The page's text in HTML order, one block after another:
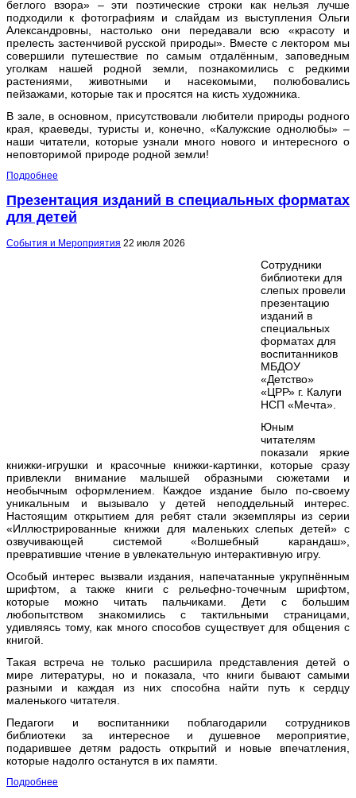
беглого взора» – эти поэтические строки как нельзя лучше
подходили к фотографиям и слайдам из выступления Ольги
Александровны, настолько они передавали всю «красоту и
прелесть застенчивой русской природы». Вместе с лектором мы
совершили путешествие по самым отдалённым, заповедным
уголкам нашей родной земли, познакомились с редкими
растениями, животными и насекомыми, полюбовались
пейзажами, которые так и просятся на кисть художника.
В зале, в основном, присутствовали любители природы родного
края, краеведы, туристы и, конечно, «Калужские однолюбы» –
наши читатели, которые узнали много нового и интересного о
неповторимой природе родной земли!
Подробнее
Презентация изданий в специальных форматах
для детей
События и Мероприятия 22 июля 2026
Сотрудники
библиотеки для
слепых провели
презентацию
изданий в
специальных
форматах для
воспитанников
МБДОУ
«Детство»
«ЦРР» г. Калуги
НСП «Мечта».
Юным
читателям
показали яркие
книжки-игрушки и красочные книжки-картинки, которые сразу
привлекли внимание малышей образными сюжетами и
необычным оформлением. Каждое издание было по-своему
уникальным и вызывало у детей неподдельный интерес.
Настоящим открытием для ребят стали экземпляры из серии
«Иллюстрированные книжки для маленьких слепых детей» с
озвучивающей системой «Волшебный карандаш»,
превратившие чтение в увлекательную интерактивную игру.
Особый интерес вызвали издания, напечатанные укрупнённым
шрифтом, а также книги с рельефно-точечным шрифтом,
которые можно читать пальчиками. Дети с большим
любопытством знакомились с тактильными страницами,
удивляясь тому, как много способов существует для общения с
книгой.
Такая встреча не только расширила представления детей о
мире литературы, но и показала, что книги бывают самыми
разными и каждая из них способна найти путь к сердцу
маленького читателя.
Педагоги и воспитанники поблагодарили сотрудников
библиотеки за интересное и душевное мероприятие,
подарившее детям радость открытий и новые впечатления,
которые надолго останутся в их памяти.
Подробнее